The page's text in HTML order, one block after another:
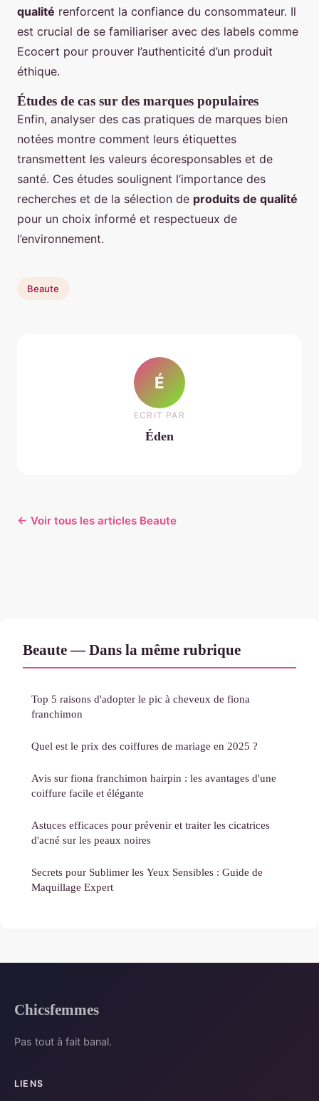
qualité renforcent la confiance du consommateur. Il
est crucial de se familiariser avec des labels comme
Ecocert pour prouver l’authenticité d’un produit
éthique.
Études de cas sur des marques populaires
Enfin, analyser des cas pratiques de marques bien
notées montre comment leurs étiquettes
transmettent les valeurs écoresponsables et de
santé. Ces études soulignent l’importance des
recherches et de la sélection de produits de qualité
pour un choix informé et respectueux de
l’environnement.
Beaute
É
ECRIT PAR
Éden
← Voir tous les articles Beaute
Beaute — Dans la même rubrique
Top 5 raisons d'adopter le pic à cheveux de fiona
franchimon
Quel est le prix des coiffures de mariage en 2025 ?
Avis sur fiona franchimon hairpin : les avantages d'une
coiffure facile et élégante
Astuces efficaces pour prévenir et traiter les cicatrices
d'acné sur les peaux noires
Secrets pour Sublimer les Yeux Sensibles : Guide de
Maquillage Expert
Chicsfemmes
Pas tout à fait banal.
LIENS